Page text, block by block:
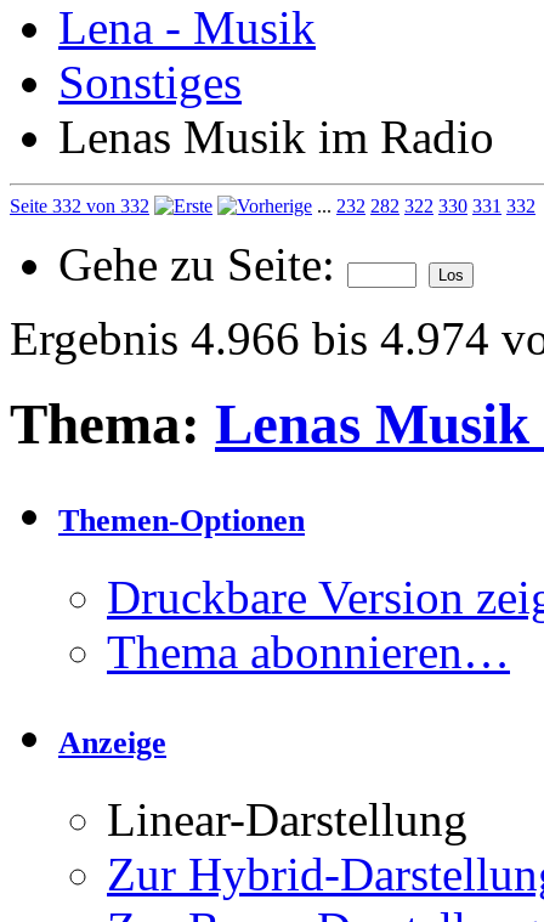
Lena - Musik
Sonstiges
Lenas Musik im Radio
Seite 332 von 332 ... 232 282 322 330 331 332
Gehe zu Seite:
Ergebnis 4.966 bis 4.974
Thema: Lenas
Themen-Optionen
Druckbare Version
Thema abonnieren…
Anzeige
Linear-Darstellung
Zur Hybrid-